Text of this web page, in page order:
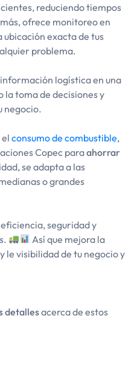
reduciendo tiempos
ofrece monitoreo en
exacta de tus
problema.
logística en una
toma de decisiones y
negocio.
consumo de combustible,
Copec paraahorrar
se adapta a las
o grandes
seguridad y
Así que mejora la
le visibilidad de tu negocio y
detallesacerca de estos